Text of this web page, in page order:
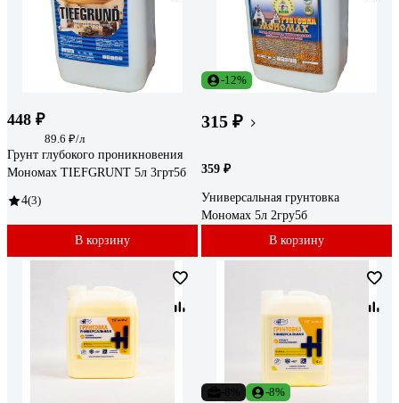
448 ₽
89.6 ₽/л
Грунт глубокого проникновения
Мономах TIEFGRUNT 5л 3грт5б
4(3)
В корзину
-12%
315 ₽
359 ₽
Универсальная грунтовка
Мономах 5л 2гру5б
В корзину
-8%